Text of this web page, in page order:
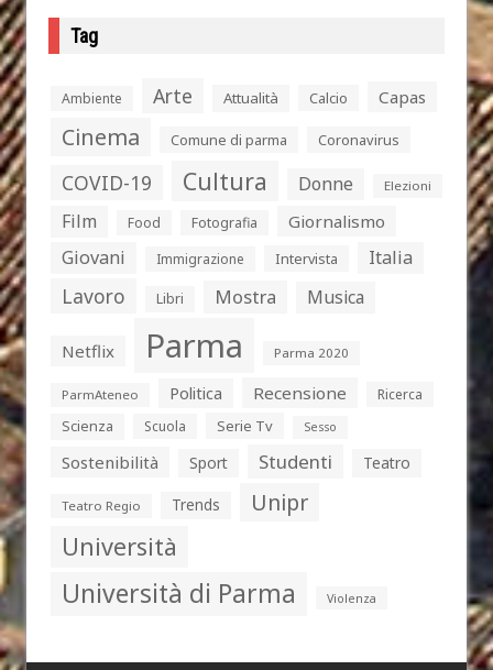
Tag
Ambiente Arte Attualità Calcio Capas
Cinema Comune di parma Coronavirus
COVID-19 Cultura Donne Elezioni
Film Food Fotografia Giornalismo
Giovani Immigrazione Intervista Italia
Lavoro Libri Mostra Musica
Netflix Parma Parma 2020
ParmAteneo Politica Recensione
Ricerca
Scienza
Scuola Serie Tv Sesso
Sostenibilità Sport Studenti Teatro
Teatro Regio Trends Unipr
Università
Università di Parma Violenza